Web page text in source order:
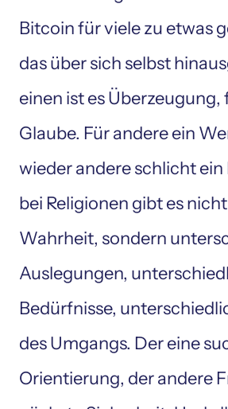
Bitcoin für viele zu etwas
das über sich selbst
einen ist es Überzeugung,
Glaube. Für andere ein
wieder andere schlicht ein
bei Religionen gibt es
Wahrheit, sondern
Auslegungen,
Bedürfnisse,
des Umgangs. Der eine
Orientierung, der andere